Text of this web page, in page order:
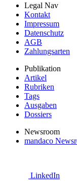
Legal Nav
Kontakt
Impressum
Datenschutz
AGB
Zahlungsarten
Publikation
Artikel
Rubriken
Tags
Ausgaben
Dossiers
Newsroom
mandaco
LinkedIn